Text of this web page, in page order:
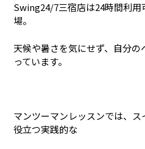
Swing24/7三宿店は24時間利
場。
天候や暑さを気にせず、自分
っています。
マンツーマンレッスンでは、
役立つ実践的な